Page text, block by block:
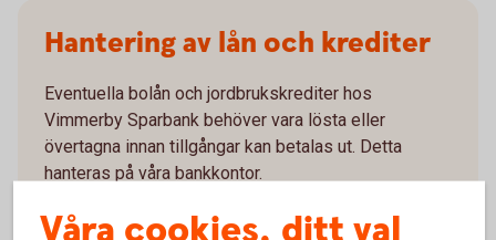
Hantering av lån och krediter
Eventuella bolån och jordbrukskrediter hos
Vimmerby Sparbank behöver vara lösta eller
övertagna innan tillgångar kan betalas ut. Detta
hanteras på våra bankkontor.
Andra krediter hos oss inlöses i samband med